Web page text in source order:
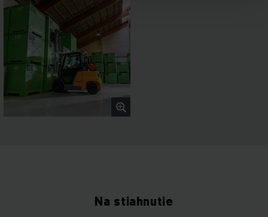
Na stiahnutie